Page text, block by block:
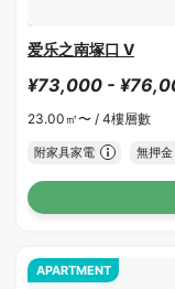
爱乐之南塚口 V
¥73,000 -
23.00㎡〜 / 4樓層數
附家具家電 無押金
APARTMENT